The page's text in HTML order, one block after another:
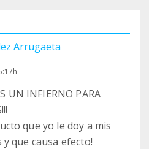
Arrugaeta
UN INFIERNO PARA
que yo le doy a mis
que causa efecto!